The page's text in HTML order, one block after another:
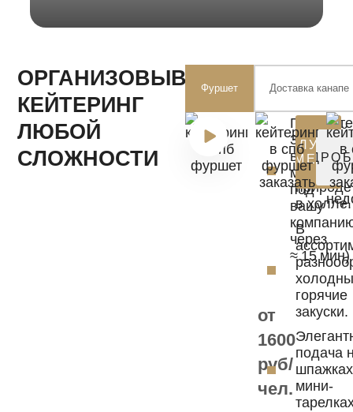
ОРГАНИЗОВЫВАЕМ
КЕЙТЕРИНГ
ЛЮБОЙ
СЛОЖНОСТИ
Фуршет Доставка канапе
от
1600
руб/
чел.
в
в холле.
В
горячие
закуски.
подача
мини-
Получите
3
варианта
меню
под
вашу
через
≈ 15 мин)
МЕНЮ